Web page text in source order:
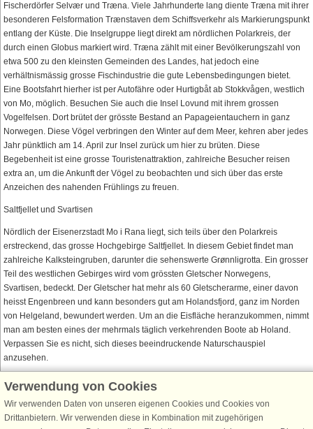
Fischerdörfer Selvær und Træna. Viele Jahrhunderte lang diente Træna mit ihrer
besonderen Felsformation Trænstaven dem Schiffsverkehr als Markierungspunkt
entlang der Küste. Die Inselgruppe liegt direkt am nördlichen Polarkreis, der
durch einen Globus markiert wird. Træna zählt mit einer Bevölkerungszahl von
etwa 500 zu den kleinsten Gemeinden des Landes, hat jedoch eine
verhältnismässig grosse Fischindustrie die gute Lebensbedingungen bietet.
Eine Bootsfahrt hierher ist per Autofähre oder Hurtigbåt ab Stokkvågen, westlich
von Mo, möglich. Besuchen Sie auch die Insel Lovund mit ihrem grossen
Vogelfelsen. Dort brütet der grösste Bestand an Papageientauchern in ganz
Norwegen. Diese Vögel verbringen den Winter auf dem Meer, kehren aber jedes
Jahr pünktlich am 14. April zur Insel zurück um hier zu brüten. Diese
Begebenheit ist eine grosse Touristenattraktion, zahlreiche Besucher reisen
extra an, um die Ankunft der Vögel zu beobachten und sich über das erste
Anzeichen des nahenden Frühlings zu freuen.
Saltfjellet und Svartisen
Nördlich der Eisenerzstadt Mo i Rana liegt, sich teils über den Polarkreis
erstreckend, das grosse Hochgebirge Saltfjellet. In diesem Gebiet findet man
zahlreiche Kalksteingruben, darunter die sehenswerte Grønnligrotta. Ein grosser
Teil des westlichen Gebirges wird vom grössten Gletscher Norwegens,
Svartisen, bedeckt. Der Gletscher hat mehr als 60 Gletscherarme, einer davon
heisst Engenbreen und kann besonders gut am Holandsfjord, ganz im Norden
von Helgeland, bewundert werden. Um an die Eisfläche heranzukommen, nimmt
man am besten eines der mehrmals täglich verkehrenden Boote ab Holand.
Verpassen Sie es nicht, sich dieses beeindruckende Naturschauspiel
anzusehen.
Schließen Sie sich 100.000 Ferienhaus-Fans an
Verwendung von Cookies
Wir verwenden Daten von unseren eigenen Cookies und Cookies von
Drittanbietern. Wir verwenden diese in Kombination mit zugehörigen